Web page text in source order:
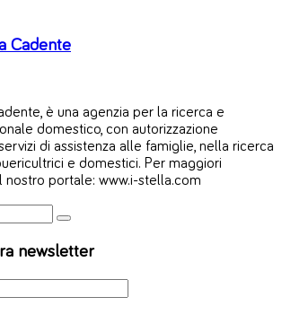
Cadente
è una agenzia per la ricerca e
domestico, con autorizzazione
di assistenza alle famiglie, nella ricerca
e domestici. Per maggiori
nostro portale: www.i-stella.com
newsletter